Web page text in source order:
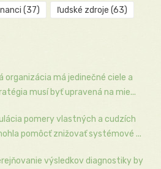
(37) ľudské zdroje (63)
organizácia má jedinečné ciele a
musí byť upravená na mie...
pomery vlastných a cudzích
pomôcť znižovať systémové ...
výsledkov diagnostiky by